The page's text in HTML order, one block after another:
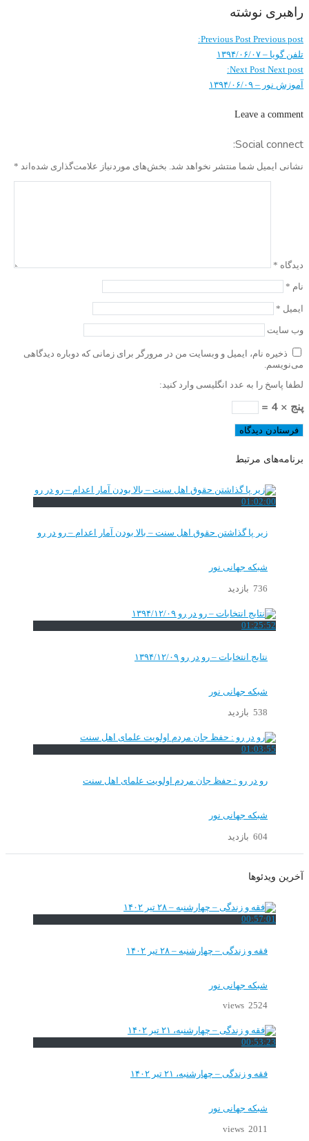
راهبری نوشته
Previous Post Previous post:
تلفن گویا – ۱۳۹۴/۰۶/۰۷
Next Post Next post:
آموزش نور – ۱۳۹۴/۰۶/۰۹
Leave a comment
Social connect:
نشانی ایمیل شما منتشر نخواهد شد. بخش‌های موردنیاز علامت‌گذاری شده‌اند *
دیدگاه *
نام *
ایمیل *
وب‌ سایت
ذخیره نام، ایمیل و وبسایت من در مرورگر برای زمانی که دوباره دیدگاهی
می‌نویسم.
لطفا پاسخ را به عدد انگلیسی وارد کنید:
پنج × 4 =
برنامه‌های مرتبط
01:02:00
زیر پا گذاشتن حقوق اهل سنت – بالا بودن آمار اعدام – رو در رو
شبکه جهانی نور
736 بازدید
01:25:52
نتایج انتخابات – رو در رو ۱۳۹۴/۱۲/۰۹
شبکه جهانی نور
538 بازدید
01:03:55
رو در رو : حفظ جان مردم اولویت علمای اهل سنت
شبکه جهانی نور
604 بازدید
آخرین ویدئوها
00:57:01
فقه و زندگی – چهارشنبه – ۲۸ تیر ۱۴۰۲
شبکه جهانی نور
2524 views
00:53:23
فقه و زندگی – چهارشنبه، ۲۱ تیر ۱۴۰۲
شبکه جهانی نور
2011 views